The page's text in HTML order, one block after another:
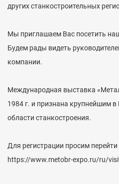
других станкостроительных
Мы приглашаем Вас посетить
Будем рады видеть
компании.
Международная выставка
1984 г. и признана крупнейшим
области станкостроения.
Для регистрации просим
https://www.metobr-expo.ru/ru/